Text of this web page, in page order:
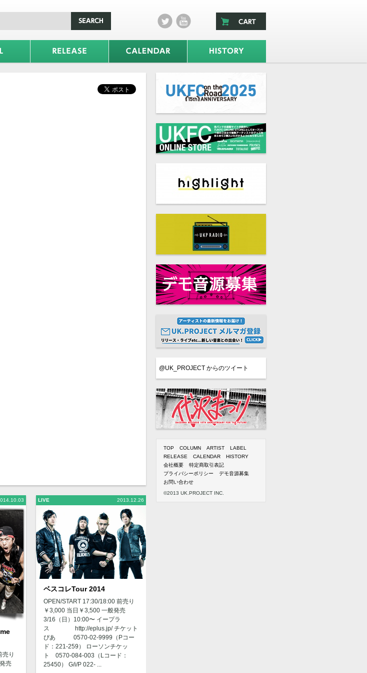
売り
発売
LIVE 2013.12.26
ベスコレTour 2014
OPEN/START 17:30/18:00 前売り
￥3,000 当日￥3,500 一般発売
3/16（日）10:00〜 イープラ
ス http://eplus.jp/ チケット
ぴあ 0570-02-9999（Pコー
ド：221-259） ローソンチケッ
ト 0570-084-003（Lコード：
25450） G/i/P 022- ...
@UK_PROJECT からのツイート
TOP COLUMN ARTIST
LABEL
RELEASE
CALENDAR
HISTORY
会社概要
特定商取引表記
プライバシーポリシー
デモ音源募集
お問い合わせ
©2013 UK.PROJECT INC.